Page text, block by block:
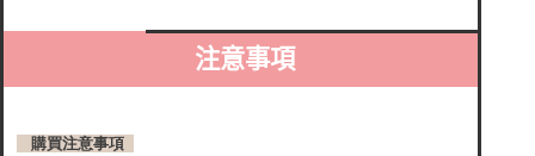
注意事項
購買注意事項